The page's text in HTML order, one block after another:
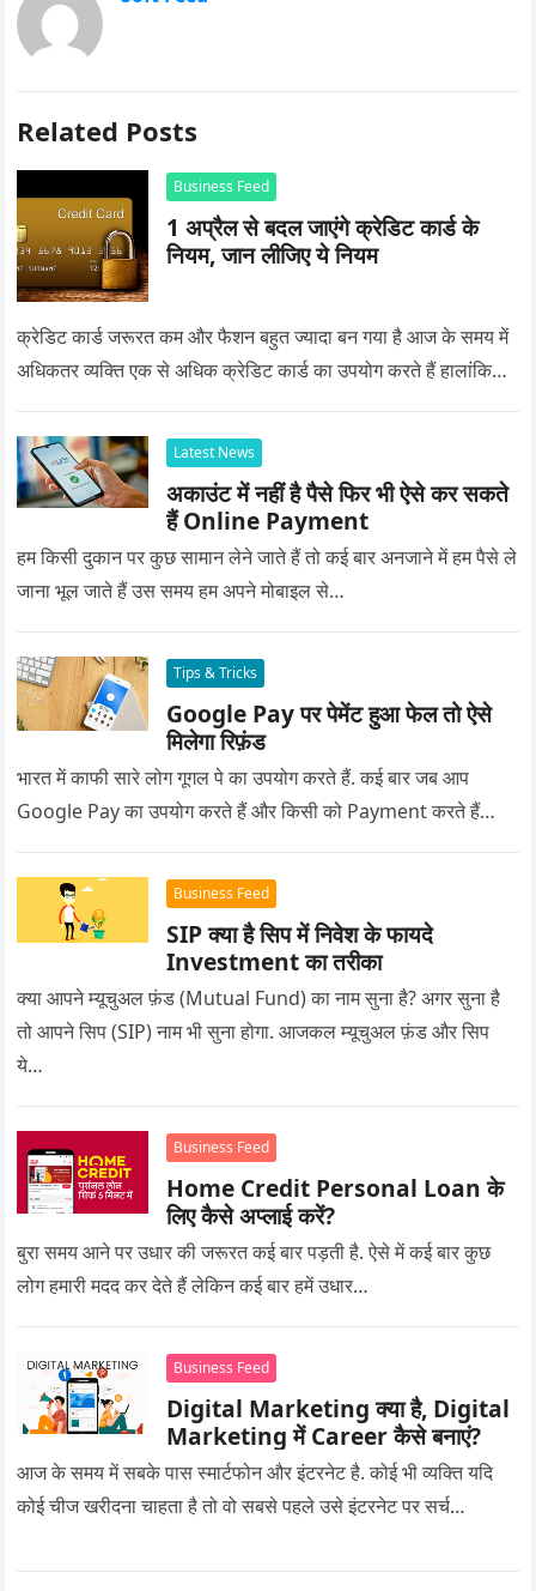
Related Posts
Business Feed
1 अप्रैल से बदल जाएंगे क्रेडिट कार्ड के
नियम, जान लीजिए ये नियम
क्रेडिट कार्ड जरूरत कम और फैशन बहुत ज्यादा बन गया है आज के समय में
अधिकतर व्यक्ति एक से अधिक क्रेडिट कार्ड का उपयोग करते हैं हालांकि…
Latest News
अकाउंट में नहीं है पैसे फिर भी ऐसे कर सकते
हैं Online Payment
हम किसी दुकान पर कुछ सामान लेने जाते हैं तो कई बार अनजाने में हम पैसे ले
जाना भूल जाते हैं उस समय हम अपने मोबाइल से…
Tips & Tricks
Google Pay पर पेमेंट हुआ फेल तो ऐसे
मिलेगा रिफ़ंड
भारत में काफी सारे लोग गूगल पे का उपयोग करते हैं. कई बार जब आप
Google Pay का उपयोग करते हैं और किसी को Payment करते हैं…
Business Feed
SIP क्या है सिप में निवेश के फायदे
Investment का तरीका
क्या आपने म्यूचुअल फ़ंड (Mutual Fund) का नाम सुना है? अगर सुना है
तो आपने सिप (SIP) नाम भी सुना होगा. आजकल म्यूचुअल फ़ंड और सिप
ये…
Business Feed
Home Credit Personal Loan के
लिए कैसे अप्लाई करें?
बुरा समय आने पर उधार की जरूरत कई बार पड़ती है. ऐसे में कई बार कुछ
लोग हमारी मदद कर देते हैं लेकिन कई बार हमें उधार…
Business Feed
Digital Marketing क्या है, Digital
Marketing में Career कैसे बनाएं?
आज के समय में सबके पास स्मार्टफोन और इंटरनेट है. कोई भी व्यक्ति यदि
कोई चीज खरीदना चाहता है तो वो सबसे पहले उसे इंटरनेट पर सर्च…